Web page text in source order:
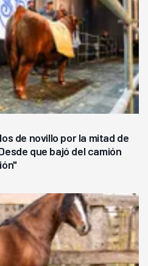
de novillo por la mitad de
que bajó del camión